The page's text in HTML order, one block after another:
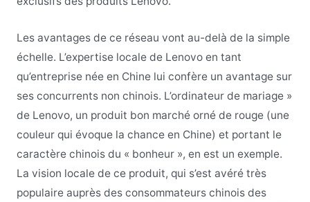
Les avantages de ce réseau vont au-delà de la simple
échelle. L’expertise locale de Lenovo en tant
qu’entreprise née en Chine lui confère un avantage sur
ses concurrents non chinois. L’ordinateur de mariage »
de Lenovo, un produit bon marché orné de rouge (une
couleur qui évoque la chance en Chine) et portant le
caractère chinois du « bonheur », en est un exemple.
La vision locale de ce produit, qui s’est avéré très
populaire auprès des consommateurs chinois des